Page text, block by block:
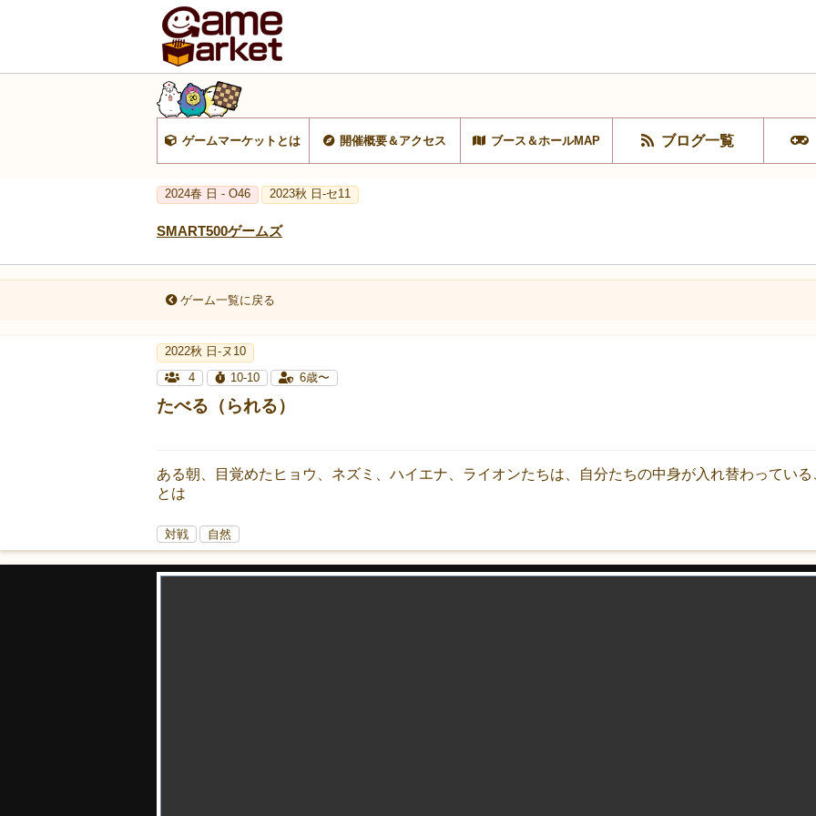
ゲームマーケットとは 開催概要＆アクセス ブース＆ホールMAP ブログ一覧
2024春 日 - O46 2023秋 日-セ11
SMART500ゲームズ
ゲーム一覧に戻る
2022秋 日-ヌ10
4
10-10 6歳〜
たべる（られる）
ある朝、目覚めたヒョウ、ネズミ、ハイエナ、ライオンたちは、自分たちの中身が入れ替わってい
とは
対戦 自然